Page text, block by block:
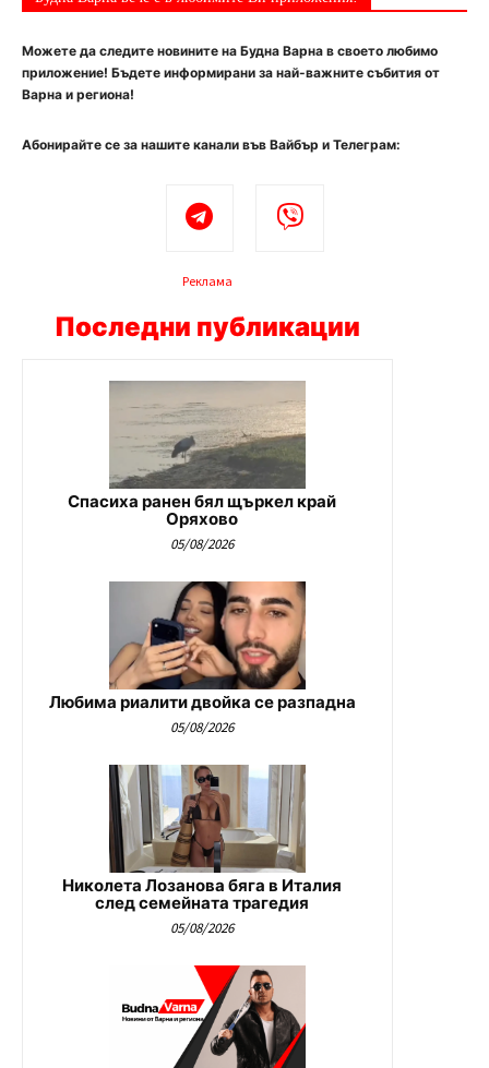
Можете да следите новините на Будна Варна в своето любимо
приложение! Бъдете информирани за най-важните събития от
Варна и региона!
Абонирайте се за нашите канали във Вайбър и Телеграм:
Реклама
Последни публикации
Спасиха ранен бял щъркел край
Оряхово
05/08/2026
Любима риалити двойка се разпадна
05/08/2026
Николета Лозанова бяга в Италия
след семейната трагедия
05/08/2026